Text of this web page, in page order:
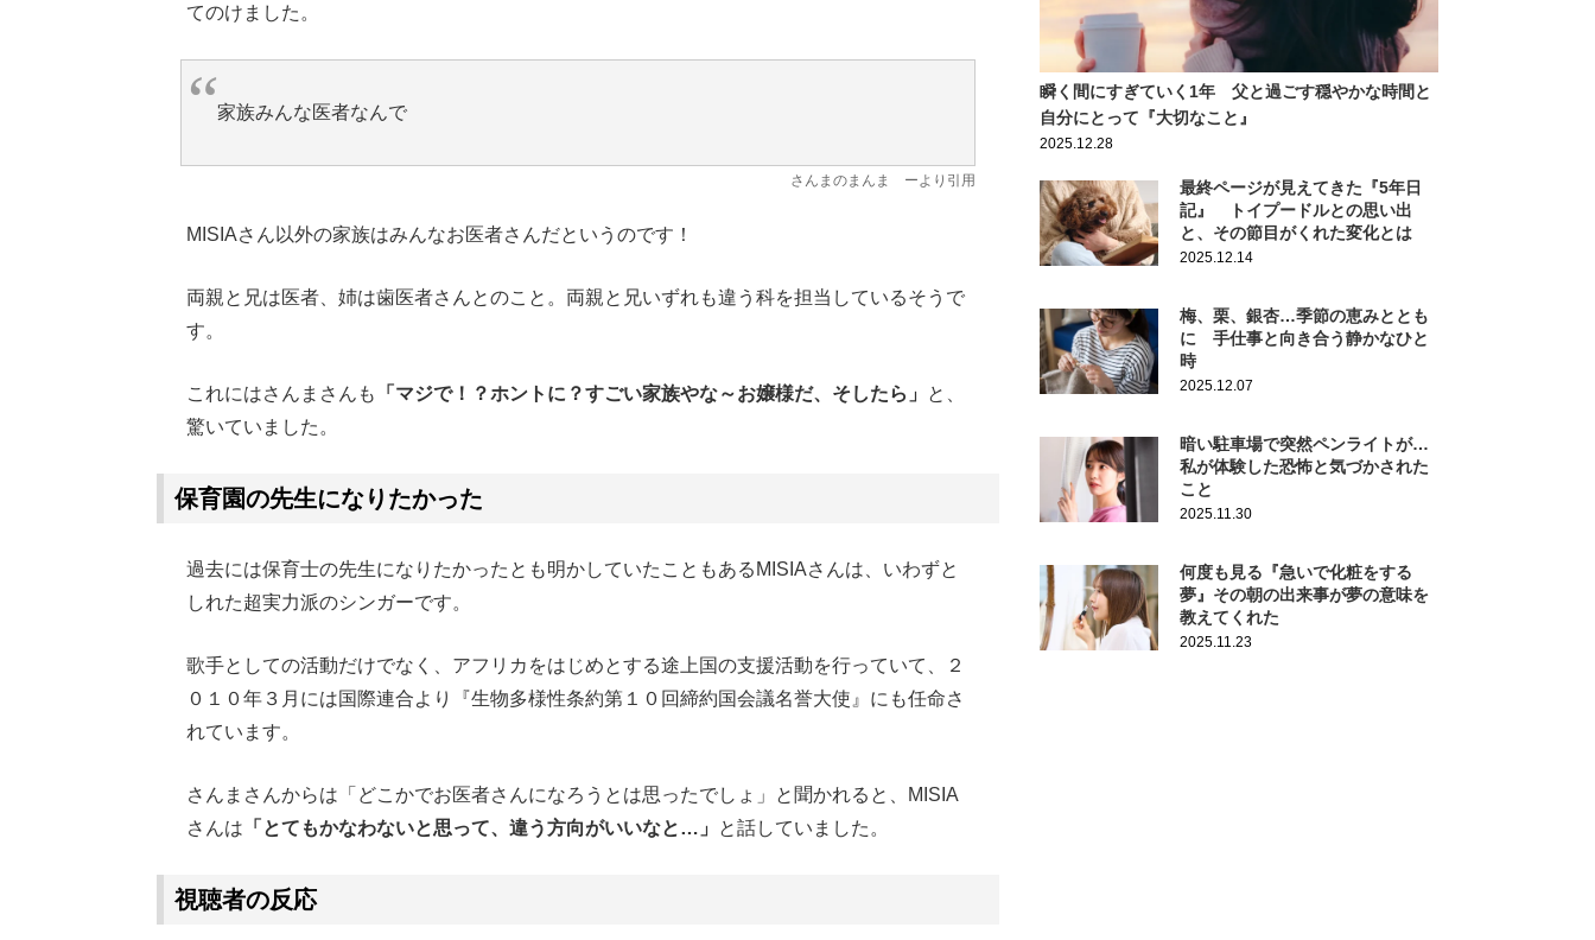
てのけました。
家族みんな医者なんで
さんまのまんま ーより引用
MISIAさん以外の家族はみんなお医者さんだというのです！
両親と兄は医者、姉は歯医者さんとのこと。両親と兄いずれも違う科を担当しているそうで
す。
これにはさんまさんも 「マジで！？ホントに？すごい家族やな～お嬢様だ、そしたら」
と、
驚いていました。
保育園の先生になりたかった
過去には保育士の先生になりたかったとも明かしていたこともあるMISIAさんは、いわずと
しれた超実力派のシンガーです。
歌手としての活動だけでなく、アフリカをはじめとする途上国の支援活動を行っていて、２
０１０年３月には国際連合より『生物多様性条約第１０回締約国会議名誉大使』にも任命さ
れています。
さんまさんからは「どこかでお医者さんになろうとは思ったでしょ」と聞かれると、MISIA
さんは 「とてもかなわないと思って、違う方向がいいなと…」 と話していました。
視聴者の反応
瞬く間にすぎていく1年 父と過ごす穏やかな時間と
自分にとって『大切なこと』
2025.12.28
最終ページが見えてきた『5年日
記』 トイプードルとの思い出
と、その節目がくれた変化とは
2025.12.14
梅、栗、銀杏…季節の恵みととも
に 手仕事と向き合う静かなひと
時
2025.12.07
暗い駐車場で突然ペンライトが…
私が体験した恐怖と気づかされた
こと
2025.11.30
何度も見る『急いで化粧をする
夢』その朝の出来事が夢の意味を
教えてくれた
2025.11.23